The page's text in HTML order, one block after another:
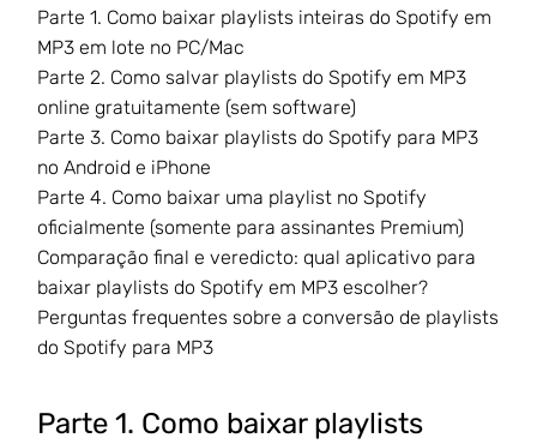
Parte 1. Como baixar playlists inteiras do Spotify em
MP3 em lote no PC/Mac
Parte 2. Como salvar playlists do Spotify em MP3
online gratuitamente (sem software)
Parte 3. Como baixar playlists do Spotify para MP3
no Android e iPhone
Parte 4. Como baixar uma playlist no Spotify
oficialmente (somente para assinantes Premium)
Comparação final e veredicto: qual aplicativo para
baixar playlists do Spotify em MP3 escolher?
Perguntas frequentes sobre a conversão de playlists
do Spotify para MP3
Parte 1. Como baixar playlists